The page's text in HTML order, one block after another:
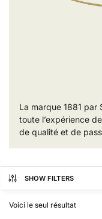
La marque 1881
toute l’expérience
de qualité et de
SHOW FILTERS
Voici le seul résultat